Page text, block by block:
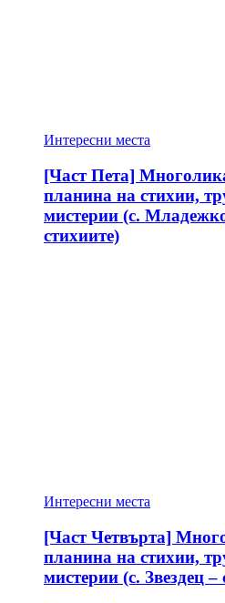
Интересни места
[Част Пета]
планина на стихии,
мистерии (с.
стихиите)
Интересни места
[Част Четвърта]
планина на стихии,
мистерии (с. Звездец